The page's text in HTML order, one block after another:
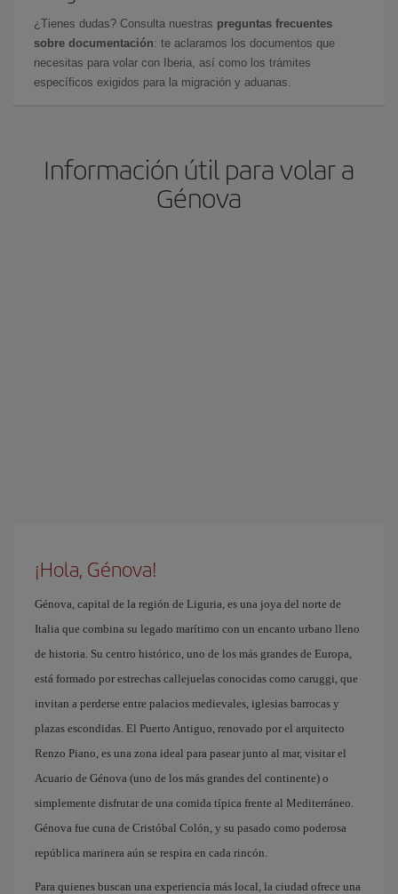
¿Tienes dudas? Consulta nuestras preguntas frecuentes
sobre documentación: te aclaramos los documentos que
necesitas para volar con Iberia, así como los trámites
específicos exigidos para la migración y aduanas.
Información útil para volar a
Génova
¡Hola, Génova!
Génova, capital de la región de Liguria, es una joya del norte de
Italia que combina su legado marítimo con un encanto urbano lleno
de historia. Su centro histórico, uno de los más grandes de Europa,
está formado por estrechas callejuelas conocidas como caruggi, que
invitan a perderse entre palacios medievales, iglesias barrocas y
plazas escondidas. El Puerto Antiguo, renovado por el arquitecto
Renzo Piano, es una zona ideal para pasear junto al mar, visitar el
Acuario de Génova (uno de los más grandes del continente) o
simplemente disfrutar de una comida típica frente al Mediterráneo.
Génova fue cuna de Cristóbal Colón, y su pasado como poderosa
república marinera aún se respira en cada rincón.
Para quienes buscan una experiencia más local, la ciudad ofrece una